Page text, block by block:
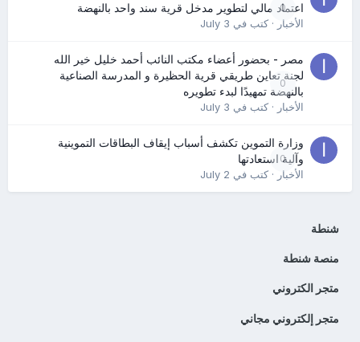
0
اعتماد مالي لتطوير مدخل قرية سند واحد بالنهضة
الأخبار· كتب في July 3
0
مصر - بحضور أعضاء مكتب النائب أحمد خليل خير الله
لجنة تعاين طريقي قرية الحظيرة و المدرسة الصناعية
بالنهضة تمهيدًا لبدء تطويره
الأخبار· كتب في July 3
0
وزارة التموين تكشف أسباب إيقاف البطاقات التموينية
وآلية استعادتها
الأخبار· كتب في July 2
شنطة
منصة شنطة
متجر الكتروني
متجر إلكتروني مجاني